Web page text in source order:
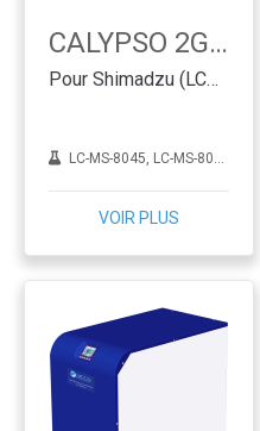
CALYPSO 2G.SH
Pour Shimadzu (LCMS 8045 - 8050 - 8060 - 9030) - PSA
LC-MS-8045, LC-MS-8050, LC-MS-8060, LC-MS-9030
VOIR PLUS